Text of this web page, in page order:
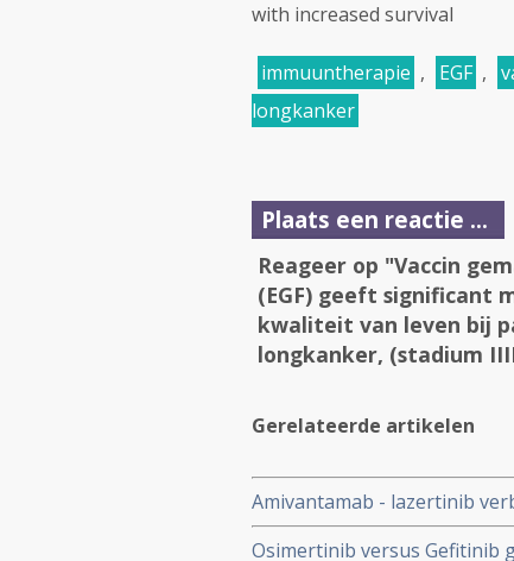
with increased survival
immuuntherapie , EGF ,
longkanker
Plaats een reactie ...
Reageer op "Vaccin
(EGF) geeft significant
kwaliteit van leven bij
longkanker, (stadium
Gerelateerde artikelen
Amivantamab - lazertinib
vergelijking met osimertinib
niet kleincellige longkanker
Osimertinib versus Gefitinib